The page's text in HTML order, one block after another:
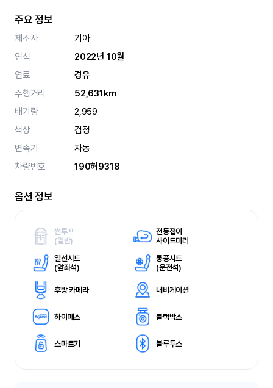
주요 정보
제조사
기아
연식
2022년 10월
연료
경유
주행거리
52,631km
배기량
2,959
색상
검정
변속기
자동
차량번호
190허9318
옵션 정보
썬루프
(일반)
전동접이
사이드미러
열선시트
(앞좌석)
통풍시트
(운전석)
후방 카메라 내비게이션
하이패스 블랙박스
스마트키 블루투스